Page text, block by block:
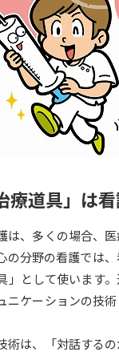
から請求
大学院の資
校
大学入学共
内」の請求
高等学校卒
小学校教員
認定
研究
療道具」は
は、多くの場合、
の分野の看護では
」として使います
ニケーションの技
術は、「対話する